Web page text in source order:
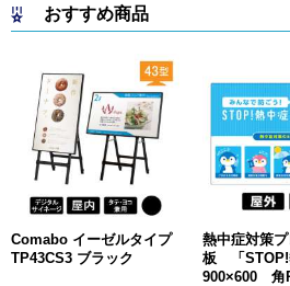
おすすめ商品
Comabo イーゼルタイプ
TP43CS3 ブラック
熱中症対策
板 「
900×600